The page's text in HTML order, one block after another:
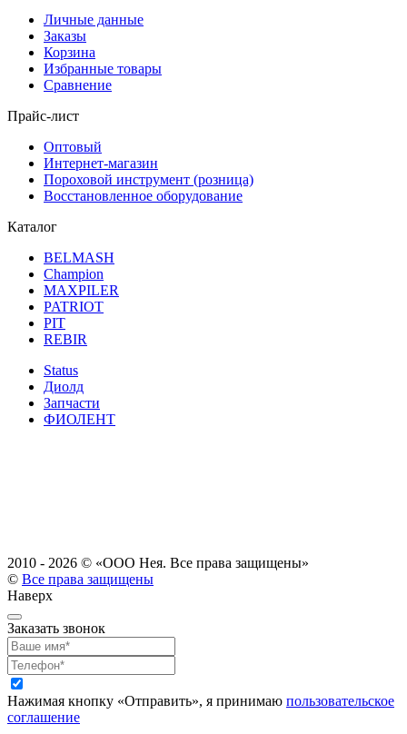
Личные данные
Заказы
Корзина
Избранные товары
Сравнение
Прайс-лист
Оптовый
Интернет-магазин
Пороховой инструмент (розница)
Восстановленное оборудование
Каталог
BELMASH
Champion
MAXPILER
PATRIOT
PIT
REBIR
Status
Диолд
Запчасти
ФИОЛЕНТ
2010 - 2026 © «ООО Нея. Все права защищены»
© Все права защищены
Наверх
Заказать звонок
Нажимая кнопку «Отправить», я принимаю пользовательское
соглашение